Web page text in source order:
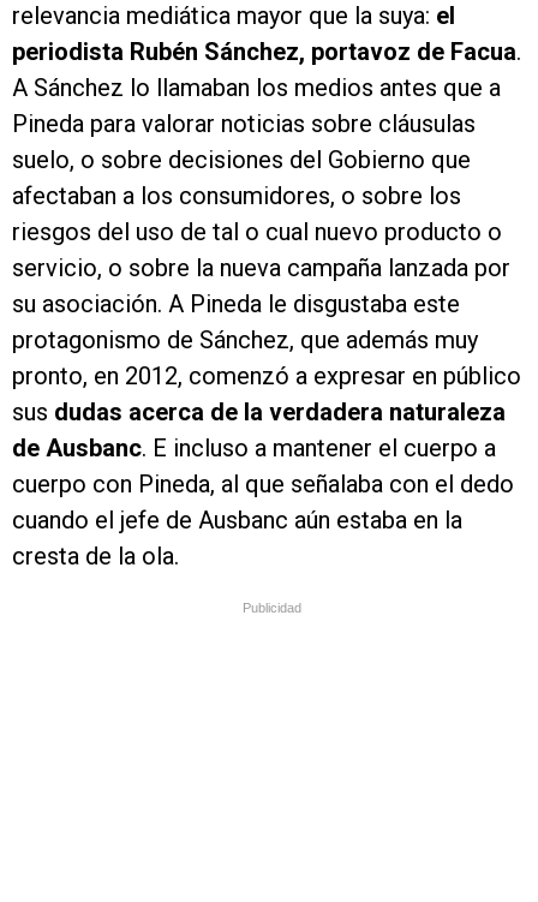
relevancia mediática mayor que la suya: el
periodista Rubén Sánchez, portavoz de Facua.
A Sánchez lo llamaban los medios antes que a
Pineda para valorar noticias sobre cláusulas
suelo, o sobre decisiones del Gobierno que
afectaban a los consumidores, o sobre los
riesgos del uso de tal o cual nuevo producto o
servicio, o sobre la nueva campaña lanzada por
su asociación. A Pineda le disgustaba este
protagonismo de Sánchez, que además muy
pronto, en 2012, comenzó a expresar en público
sus dudas acerca de la verdadera naturaleza
de Ausbanc. E incluso a mantener el cuerpo a
cuerpo con Pineda, al que señalaba con el dedo
cuando el jefe de Ausbanc aún estaba en la
cresta de la ola.
Publicidad